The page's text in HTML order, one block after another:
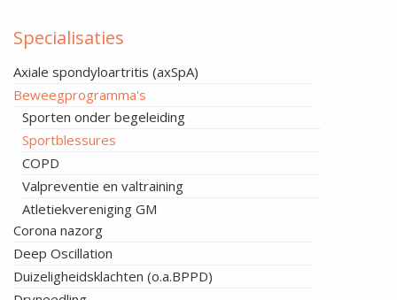
Specialisaties
Axiale spondyloartritis (axSpA)
Beweegprogramma's
Sporten onder begeleiding
Sportblessures
COPD
Valpreventie en valtraining
Atletiekvereniging GM
Corona nazorg
Deep Oscillation
Duizeligheidsklachten (o.a.BPPD)